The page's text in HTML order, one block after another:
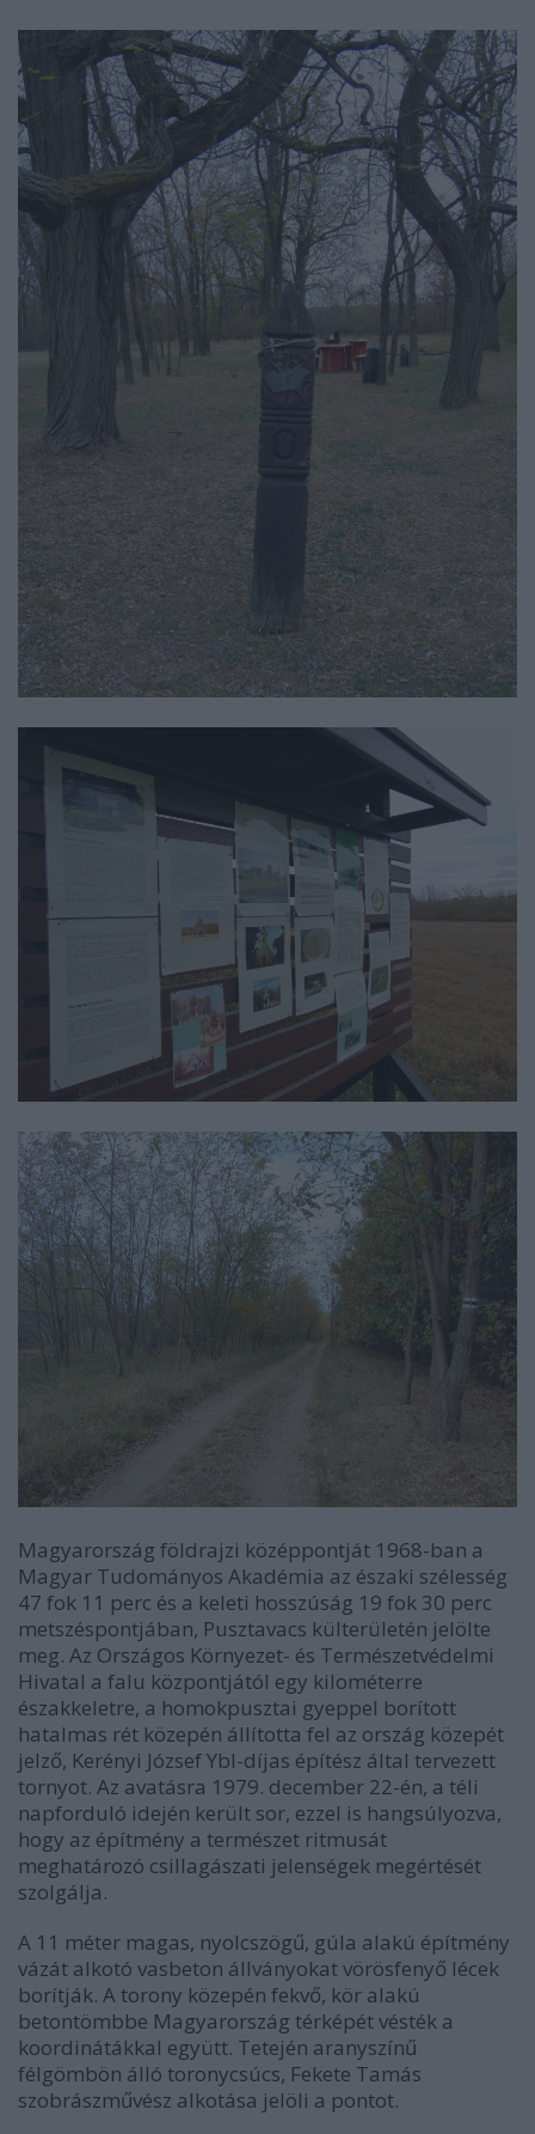
Magyarország földrajzi középpontját 1968-ban a
Magyar Tudományos Akadémia az északi szélesség
47 fok 11 perc és a keleti hosszúság 19 fok 30 perc
metszéspontjában, Pusztavacs külterületén jelölte
meg. Az Országos Környezet- és Természetvédelmi
Hivatal a falu központjától egy kilométerre
északkeletre, a homokpusztai gyeppel borított
hatalmas rét közepén állította fel az ország közepét
jelző, Kerényi József Ybl-díjas építész által tervezett
tornyot. Az avatásra 1979. december 22-én, a téli
napforduló idején került sor, ezzel is hangsúlyozva,
hogy az építmény a természet ritmusát
meghatározó csillagászati jelenségek megértését
szolgálja.
A 11 méter magas, nyolcszögű, gúla alakú építmény
vázát alkotó vasbeton állványokat vörösfenyő lécek
borítják. A torony közepén fekvő, kör alakú
betontömbbe Magyarország térképét vésték a
koordinátákkal együtt. Tetején aranyszínű
félgömbön álló toronycsúcs, Fekete Tamás
szobrászművész alkotása jelöli a pontot.